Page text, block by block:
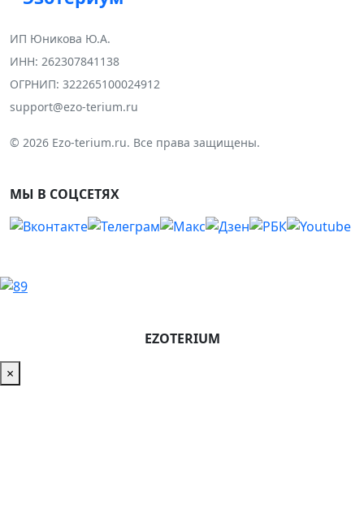
ИП Юникова Ю.А.
ИНН: 262307841138
ОГРНИП: 322265100024912
support@ezo-terium.ru
© 2026 Ezo-terium.ru. Все права защищены.
МЫ В СОЦСЕТЯХ
EZOTERIUM
×